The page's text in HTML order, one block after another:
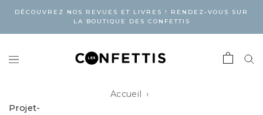
DÉCOUVREZ NOS REVUES ET LIVRES ! RENDEZ-VOUS SUR
LA BOUTIQUE DES CONFETTIS
Accueil
Projet-